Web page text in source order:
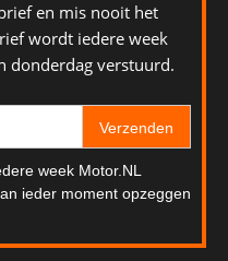
en mis nooit het
wordt iedere week
donderdag verstuurd.
Verzenden
week Motor.NL
ieder moment opzeggen